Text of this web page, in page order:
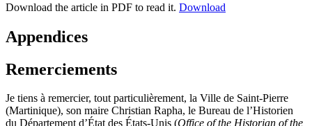
Download the article in PDF to read it. Download
Appendices
Remerciements
Je tiens à remercier, tout particulièrement, la Ville de Saint-Pierre
(Martinique), son maire Christian Rapha, le Bureau de l’Historien
du Département d’État des États-Unis (Office of the Historian of the